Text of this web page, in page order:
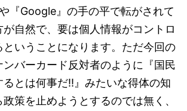
『Google』の手の平で転がされて
自然で、要は個人情報がコントロ
ということになります。ただ今回の
バーカード反対者のように『国民
るとは何事だ!!』みたいな得体の知
策を止めようとするのでは無く、